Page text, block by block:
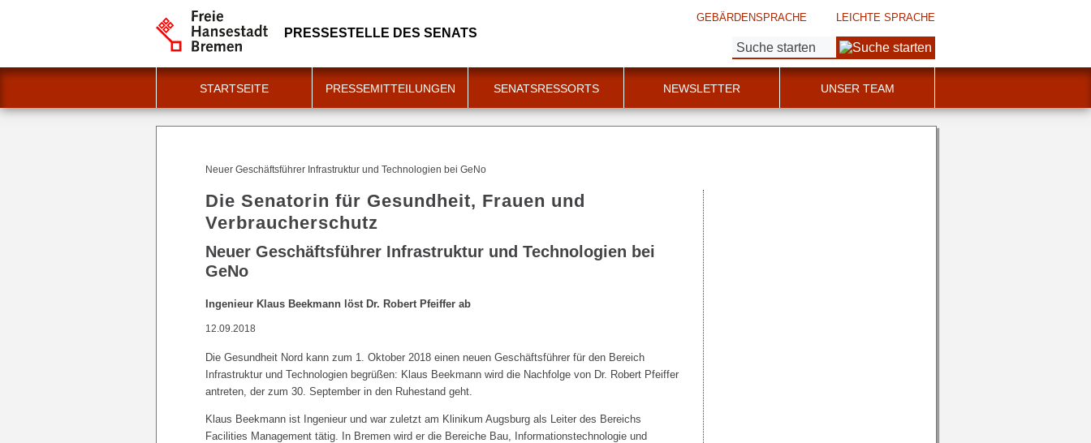
PRESSESTELLE DES SENATS
GEBÄRDENSPRACHE LEICHTE SPRACHE
Suche:
STARTSEITE PRESSEMITTEILUNGEN SENATSRESSORTS NEWSLETTER UNSER TEAM
Neuer Geschäftsführer Infrastruktur und Technologien bei GeNo
Die Senatorin für Gesundheit, Frauen und
Verbraucherschutz
Neuer Geschäftsführer Infrastruktur und Technologien bei
GeNo
Ingenieur Klaus Beekmann löst Dr. Robert Pfeiffer ab
12.09.2018
Die Gesundheit Nord kann zum 1. Oktober 2018 einen neuen Geschäftsführer für den Bereich
Infrastruktur und Technologien begrüßen: Klaus Beekmann wird die Nachfolge von Dr. Robert Pfeiffer
antreten, der zum 30. September in den Ruhestand geht.
Klaus Beekmann ist Ingenieur und war zuletzt am Klinikum Augsburg als Leiter des Bereichs
Facilities Management tätig. In Bremen wird er die Bereiche Bau, Informationstechnologie und